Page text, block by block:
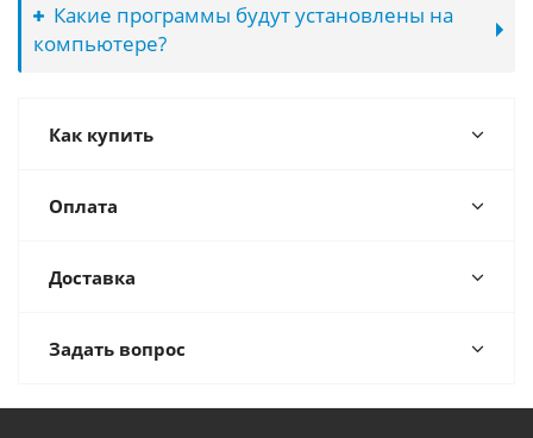
Какие программы будут установлены на
компьютере?
Как купить
Оплата
Доставка
Задать вопрос